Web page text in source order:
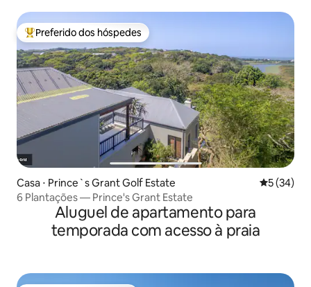
Entre os melhores preferidos dos hóspedes
Preferido dos hóspedes
Casa ⋅ Prince`s Grant Golf Estate 5 de uma
5 (34)
6 Plantações — Prince's Grant Estate
Aluguel de apartamento para
temporada com acesso à praia